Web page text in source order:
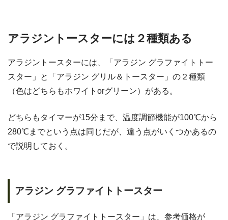
アラジントースターには２種類ある
アラジントースターには、「アラジン グラファイトトー
スター」と「アラジン グリル＆トースター」の２種類
（色はどちらもホワイトorグリーン）がある。
どちらもタイマーが15分まで、温度調節機能が100℃から
280℃までという点は同じだが、違う点がいくつかあるの
で説明しておく。
アラジン グラファイトトースター
「アラジン グラファイトトースター」は、参考価格が